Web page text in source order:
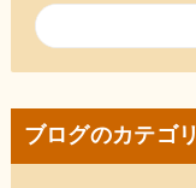
ブログのカテゴリ